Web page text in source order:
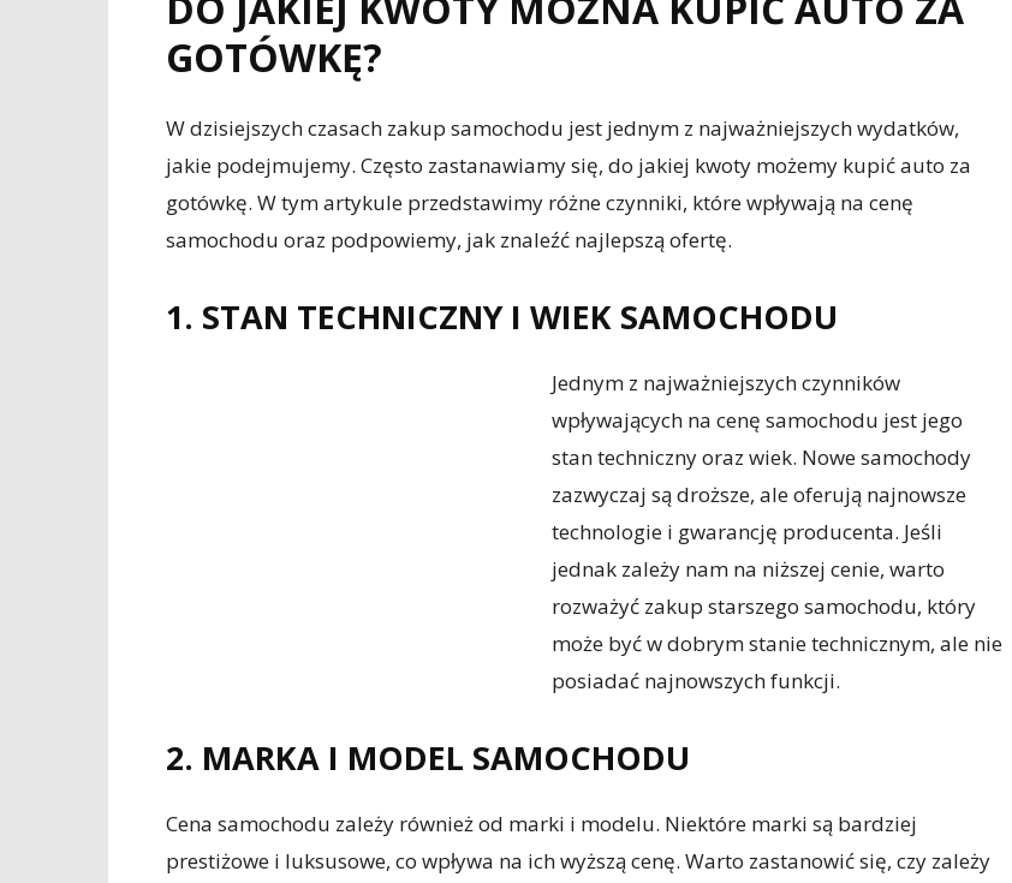
GOTÓWKĘ?
W dzisiejszych czasach zakup samochodu jest jednym z najważniejszych wydatków,
jakie podejmujemy. Często zastanawiamy się, do jakiej kwoty możemy kupić auto za
gotówkę. W tym artykule przedstawimy różne czynniki, które wpływają na cenę
samochodu oraz podpowiemy, jak znaleźć najlepszą ofertę.
1. STAN TECHNICZNY I WIEK SAMOCHODU
Jednym z najważniejszych czynników
wpływających na cenę samochodu jest jego
stan techniczny oraz wiek. Nowe samochody
zazwyczaj są droższe, ale oferują najnowsze
technologie i gwarancję producenta. Jeśli
jednak zależy nam na niższej cenie, warto
rozważyć zakup starszego samochodu, który
może być w dobrym stanie technicznym, ale nie
posiadać najnowszych funkcji.
2. MARKA I MODEL SAMOCHODU
Cena samochodu zależy również od marki i modelu. Niektóre marki są bardziej
prestiżowe i luksusowe, co wpływa na ich wyższą cenę. Warto zastanowić się, czy zależy